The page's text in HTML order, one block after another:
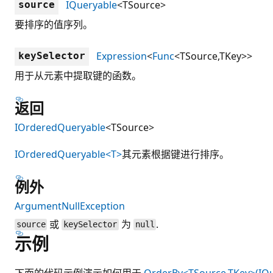
source IQueryable<TSource>
要排序的值序列。
keySelector Expression<Func<TSource,TKey>>
用于从元素中提取键的函数。
返回
IOrderedQueryable<TSource>
IOrderedQueryable<T>其元素根据键进行排序。
例外
ArgumentNullException
source 或 keySelector 为 null .
示例